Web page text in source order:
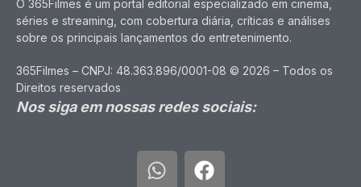
O 365Filmes é um portal editorial especializado em cinema,
séries e streaming, com cobertura diária, críticas e análises
sobre os principais lançamentos do entretenimento.
365Filmes – CNPJ: 48.363.896/0001-08 © 2026 – Todos os
Direitos reservados
Nos siga em nossas redes sociais: